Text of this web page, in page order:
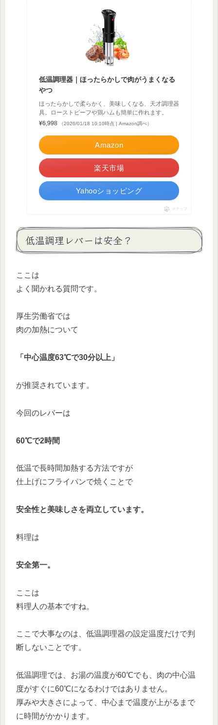
低温調理器｜ほったらかしで肉がうまくなる
やつ
ほったらかしで柔らかく、美味しくなる、天才調理器
具。ローストビーフや鶏ハムも簡単に作れます。
¥6,998
（2026/01/18 10:10時点 | Amazon調べ）
Amazon
楽天市場
Yahooショッピング
ポチップ
低温調理レバーは安全？
ここは
よく聞かれる質問です。
厚生労働省では
肉の加熱について
「中心温度63℃で30分以上」
が推奨されています。
今回のレバーは
60℃で2時間
低温で長時間加熱する方法ですが
仕上げにフライパンで焼くことで
安全性と美味しさを両立しています。
料理は
安全第一。
ここは
料理人の基本ですね。
ここで大事なのは、低温調理器の設定温度だけで判
断しないことです。
低温調理では、お湯の温度が60℃でも、肉の中心温
度がすぐに60℃になるわけではありません。
厚みや大きさによって、中心まで温度が上がるまで
に時間がかかります。